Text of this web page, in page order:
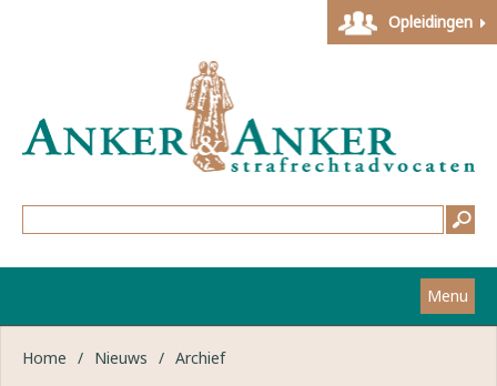
Opleidingen
Menu
Home
Home / Nieuws / Archief